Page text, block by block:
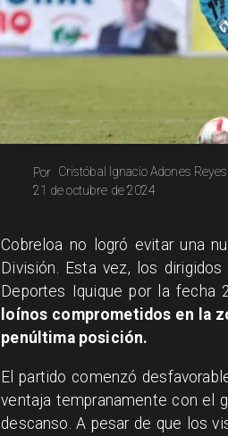
Cristóbal Ignacio Adones Reyes
Por
21 de octubre de 2024
Cobreloa no logró evitar una
División. Esta vez, los
Deportes Iquique por la fecha
loínos comprometidos en la
penúltima posición.
El partido comenzó
ventaja tempranamente con el
descanso. A pesar de que los